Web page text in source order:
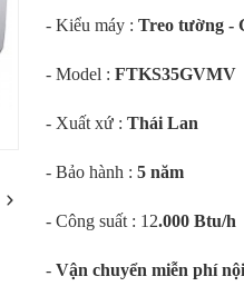
- Kiểu máy : Treo tường -
- Model : FTKS35GVMV
- Xuất xứ : Thái Lan
- Bảo hành : 5 năm
- Công suất : 12.000 Btu/h
- Vận chuyển miễn phí